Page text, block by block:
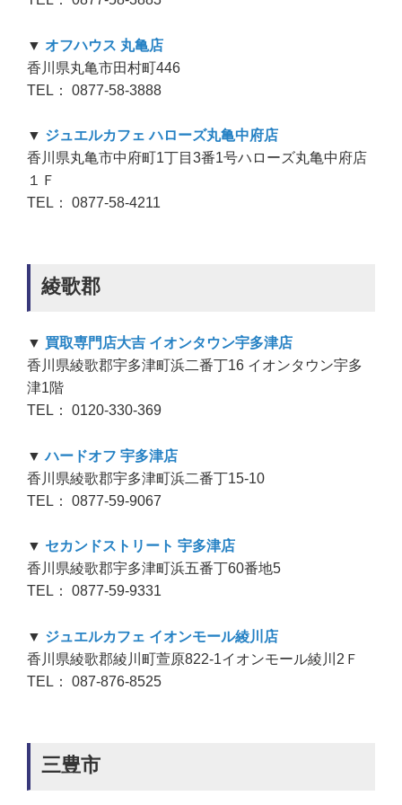
▼ オフハウス 丸亀店
香川県丸亀市田村町446
TEL： 0877-58-3888
▼ ジュエルカフェ ハローズ丸亀中府店
香川県丸亀市中府町1丁目3番1号ハローズ丸亀中府店
１Ｆ
TEL： 0877-58-4211
綾歌郡
▼ 買取専門店大吉 イオンタウン宇多津店
香川県綾歌郡宇多津町浜二番丁16 イオンタウン宇多
津1階
TEL： 0120-330-369
▼ ハードオフ 宇多津店
香川県綾歌郡宇多津町浜二番丁15-10
TEL： 0877-59-9067
▼ セカンドストリート 宇多津店
香川県綾歌郡宇多津町浜五番丁60番地5
TEL： 0877-59-9331
▼ ジュエルカフェ イオンモール綾川店
香川県綾歌郡綾川町萱原822-1イオンモール綾川2Ｆ
TEL： 087-876-8525
三豊市